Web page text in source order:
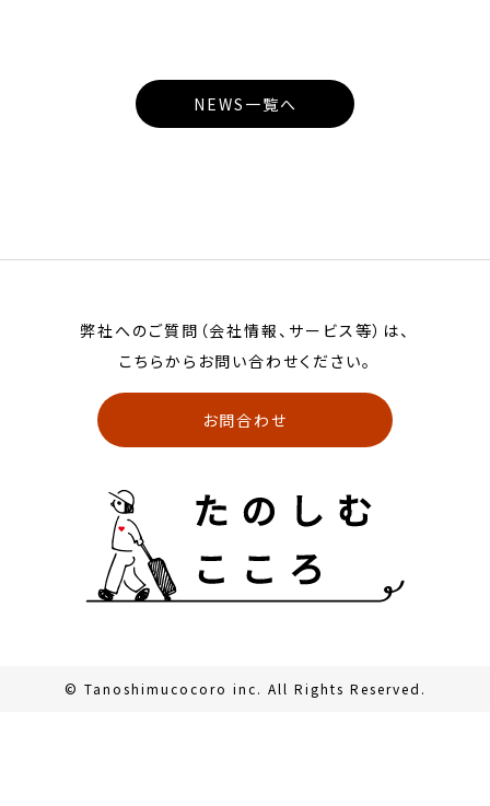
NEWS一覧へ
弊社へのご質問（会社情報、サービス等）は、
こちらからお問い合わせください。
お問合わせ
© Tanoshimucocoro inc. All Rights Reserved.